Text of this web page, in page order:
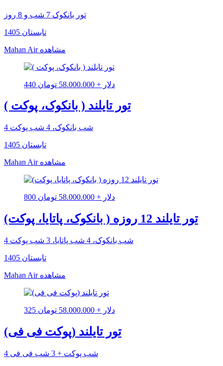
تور بانکوک 7 شب و 8 روز
تابستان 1405
Mahan Air مشاهده
440 دلار + 58.000.000 تومان
تور تایلند ( بانکوک، پوکت )
4 شب بانکوک، 4 شب پوکت
تابستان 1405
Mahan Air مشاهده
800 دلار + 58.000.000 تومان
تور تایلند 12 روزه ( بانکوک، پاتایا، پوکت)
4 شب بانکوک، 4 شب پاتایا، 3 شب پوکت
تابستان 1405
Mahan Air مشاهده
325 دلار + 58.000.000 تومان
تور تایلند (پوکت فی فی)
4 شب پوکت + 3 شب فی فی